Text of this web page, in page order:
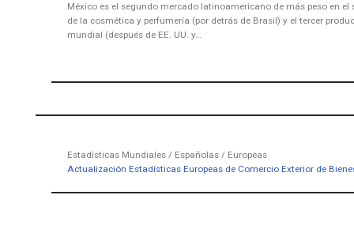
México es el segundo mercado latinoamericano de más peso en el
de la cosmética y perfumería (por detrás de Brasil) y el tercer
mundial (después de EE. UU. y…
Estadísticas Mundiales / Españolas / Europeas
Actualización Estadísticas Europeas de Comercio Exterior de